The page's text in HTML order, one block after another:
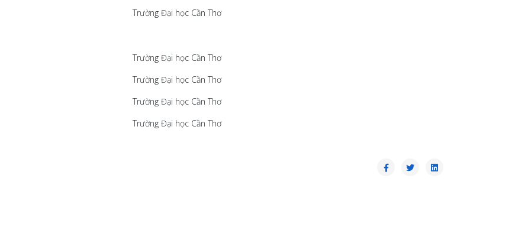
Trường Đại học Cần Thơ
Trường Đại học Cần Thơ
Trường Đại học Cần Thơ
Trường Đại học Cần Thơ
Trường Đại học Cần Thơ